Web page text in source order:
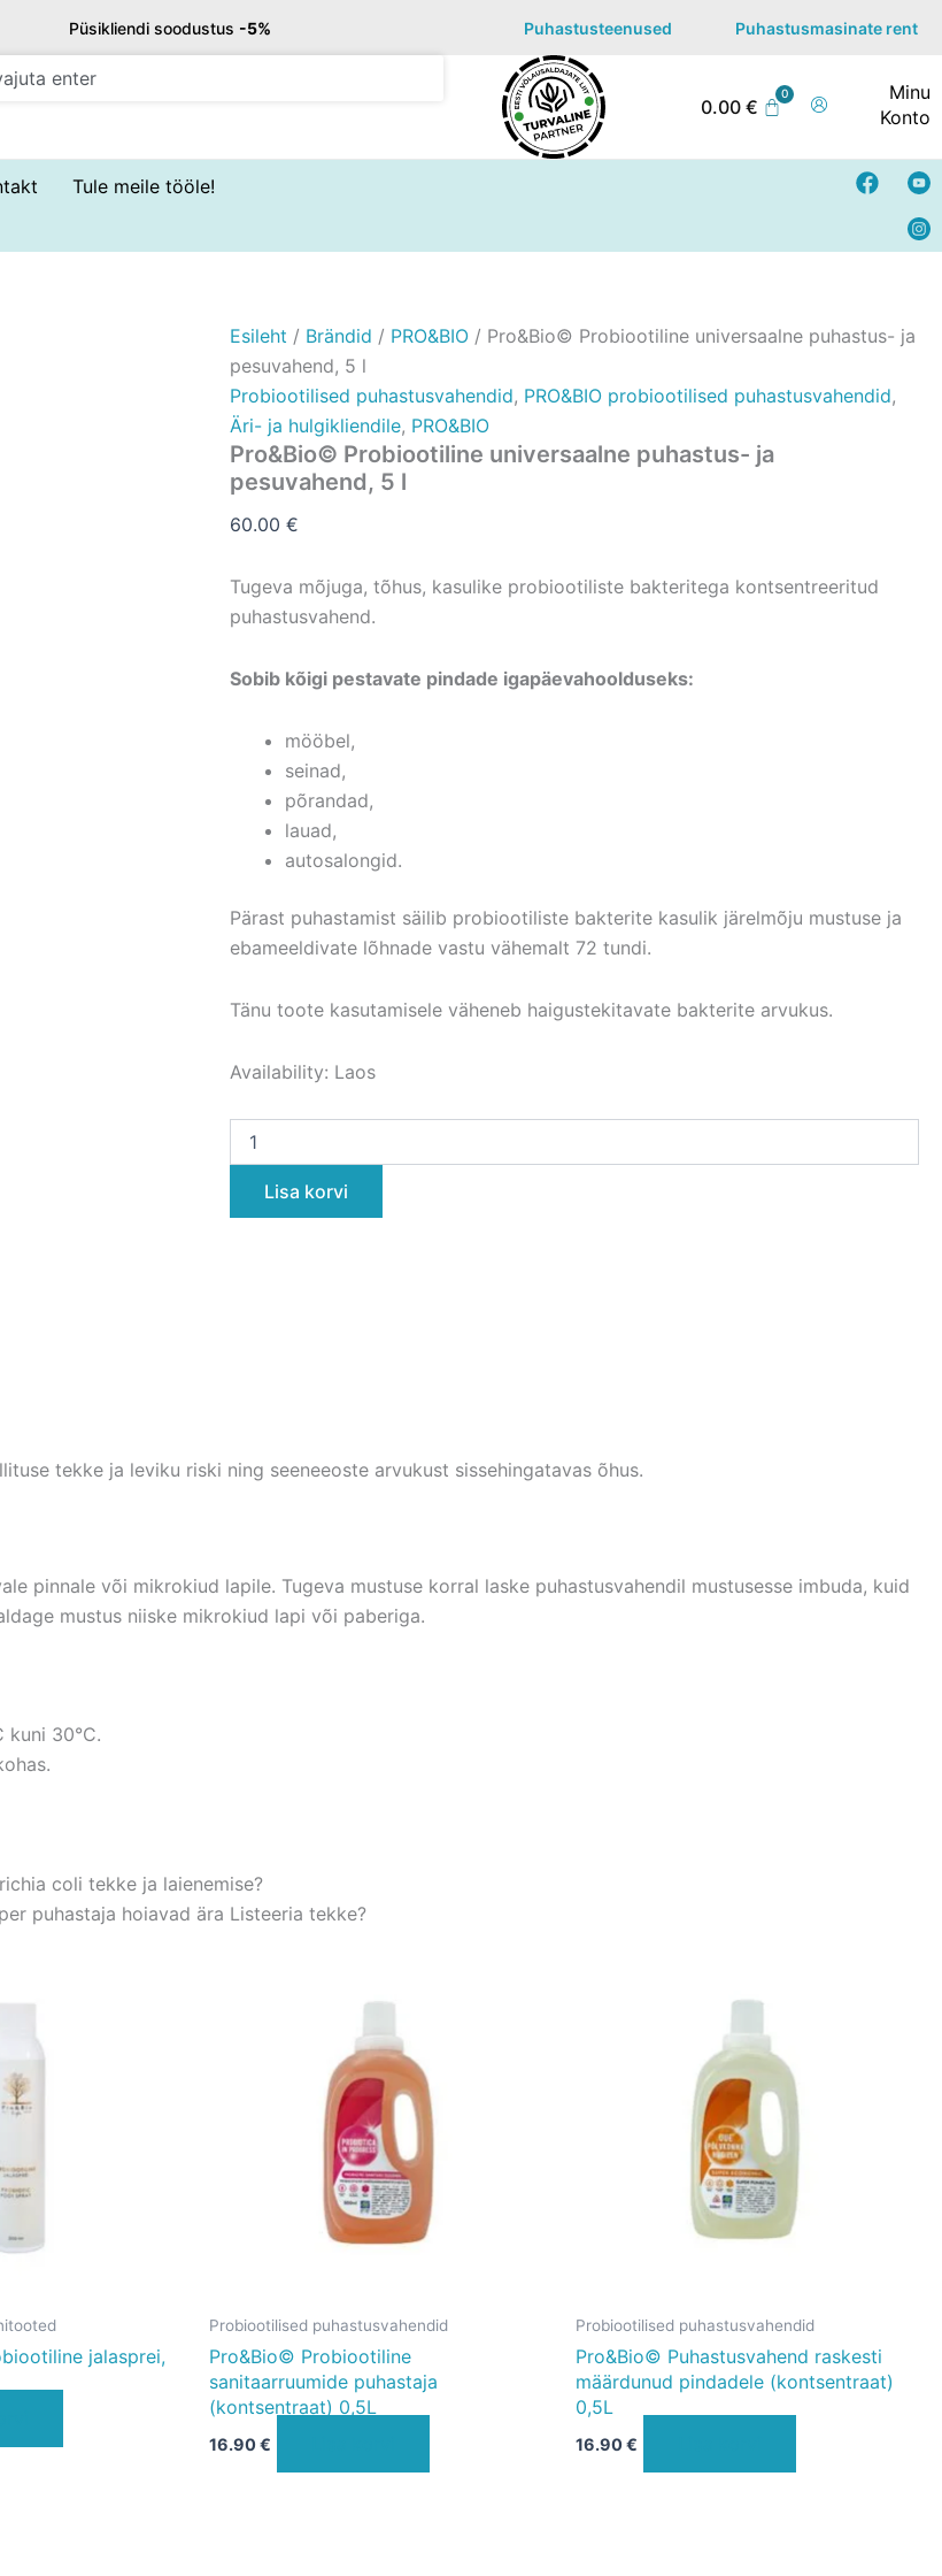
Püsikliendi soodustus -5% Puhastusteenused Puhastusmasinate rent
0.00 €
Minu
Konto
Tule meile tööle!
F
a
k
Y
o
u
t
Esileht / Brändid / PRO&BIO / Pro&Bio© Probiootiline universaalne puhastus- ja
pesuvahend, 5 l
Probiootilised puhastusvahendid, PRO&BIO probiootilised puhastusvahendid,
Äri- ja hulgikliendile, PRO&BIO
Pro&Bio© Probiootiline universaalne puhastus- ja
pesuvahend, 5 l
60.00€
Tugeva mõjuga, tõhus, kasulike probiootiliste bakteritega kontsentreeritud
puhastusvahend.
Sobib kõigi pestavate pindade igapäevahoolduseks:
mööbel,
seinad,
põrandad,
lauad,
autosalongid.
Pärast puhastamist säilib probiootiliste bakterite kasulik järelmõju mustuse ja
ebameeldivate lõhnade vastu vähemalt 72 tundi.
Tänu toote kasutamisele väheneb haigustekitavate bakterite arvukus.
Availability: Laos
Probiootiline
universaalne
Lisa korvi
tekke ja leviku riski ning seeneeoste arvukust sissehingatavas õhus.
pinnale või mikrokiud lapile. Tugeva mustuse korral laske puhastusvahendil mustusesse imbuda, kuid
mustus niiske mikrokiud lapi või paberiga.
kuni 30°C.
coli tekke ja laienemise?
puhastaja hoiavad ära Listeeria tekke?
jalasprei,
Probiootilised puhastusvahendid
Pro&Bio© Probiootiline
sanitaarruumide puhastaja
(kontsentraat) 0,5L
16.90€
Probiootilised puhastusvahendid
Pro&Bio© Puhastusvahend raskesti
määrdunud pindadele (kontsentraat)
0,5L
16.90€